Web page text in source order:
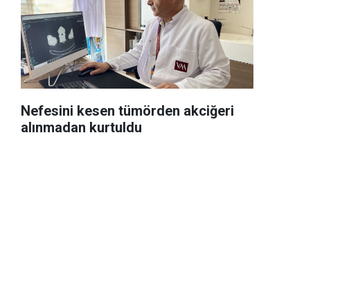
Nefesini kesen tümörden akciğeri
alınmadan kurtuldu